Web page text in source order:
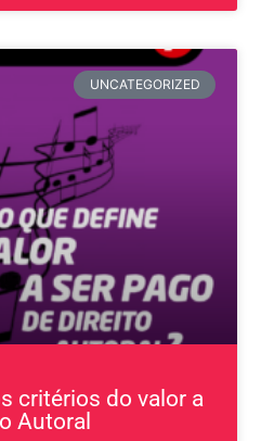
UNCATEGORIZED
critérios do valor a
Autoral